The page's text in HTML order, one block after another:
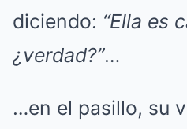
diciendo: “Ella es
¿verdad?”…
…en el pasillo, su